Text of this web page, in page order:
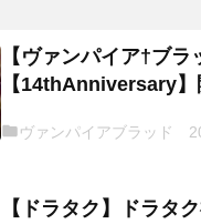
【ヴァンパイア†ブラ
【14thAnniversary】
ヴァンパイアブラッド
【ドラタク】ドラタ